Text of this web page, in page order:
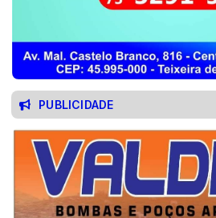
PUBLICIDADE